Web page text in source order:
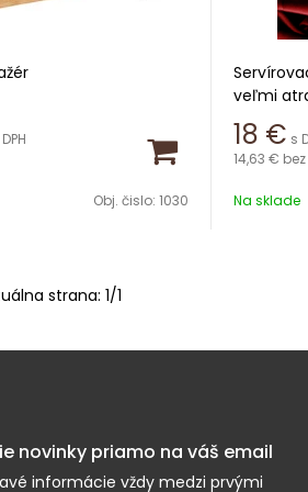
Obj. čislo: 1030
veľmi
dizajn, a
stola a
na ňom
18 € s
14,63 € bez
Na sklade
strana: 1/1
novinky priamo na váš email
informácie vždy medzi prvými